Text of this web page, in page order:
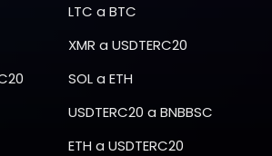
LTC a BTC
XMR a USDTERC20
SOLa ETH
USDTERC20 a BNBBSC
ETH a USDTERC20